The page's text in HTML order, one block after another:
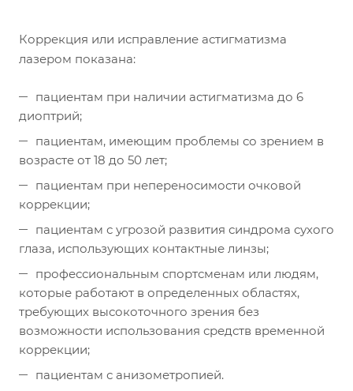
Коррекция или исправление астигматизма
лазером показана:
пациентам при наличии астигматизма до 6
диоптрий;
пациентам, имеющим проблемы со зрением в
возрасте от 18 до 50 лет;
пациентам при непереносимости очковой
коррекции;
пациентам с угрозой развития синдрома сухого
глаза, использующих контактные линзы;
профессиональным спортсменам или людям,
которые работают в определенных областях,
требующих высокоточного зрения без
возможности использования средств временной
коррекции;
пациентам с анизометропией.